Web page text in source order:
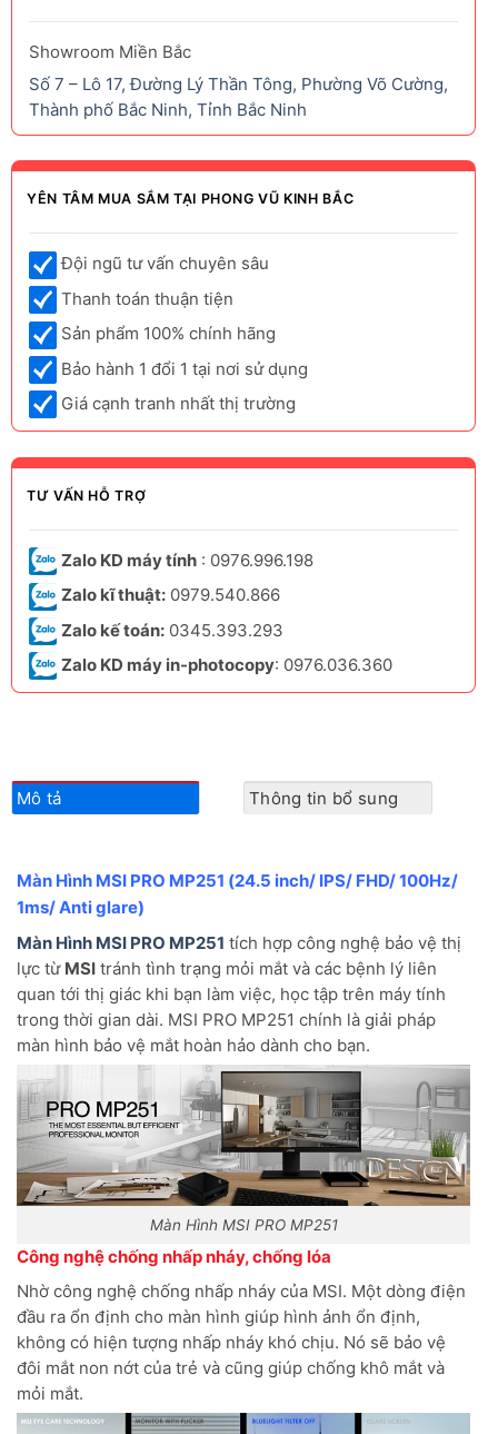
Showroom Miền Bắc
Số 7 – Lô 17, Đường Lý Thần Tông, Phường Võ Cường,
Thành phố Bắc Ninh, Tỉnh Bắc Ninh
YÊN TÂM MUA SẮM TẠI PHONG VŨ KINH BẮC
Đội ngũ tư vấn chuyên sâu
Thanh toán thuận tiện
Sản phẩm 100% chính hãng
Bảo hành 1 đổi 1 tại nơi sử dụng
Giá cạnh tranh nhất thị trường
TƯ VẤN HỖ TRỢ
Zalo KD máy tính : 0976.996.198
Zalo kĩ thuật: 0979.540.866
Zalo kế toán: 0345.393.293
Zalo KD máy in-photocopy: 0976.036.360
Mô tả Thông tin bổ sung
Màn Hình MSI PRO MP251 (24.5 inch/ IPS/ FHD/ 100Hz/
1ms/ Anti glare)
Màn Hình MSI PRO MP251 tích hợp công nghệ bảo vệ thị
lực từ MSI tránh tình trạng mỏi mắt và các bệnh lý liên
quan tới thị giác khi bạn làm việc, học tập trên máy tính
trong thời gian dài. MSI PRO MP251 chính là giải pháp
màn hình bảo vệ mắt hoàn hảo dành cho bạn.
Màn Hình MSI PRO MP251
Công nghệ chống nhấp nháy, chống lóa
Nhờ công nghệ chống nhấp nháy của MSI. Một dòng điện
đầu ra ổn định cho màn hình giúp hình ảnh ổn định,
không có hiện tượng nhấp nháy khó chịu. Nó sẽ bảo vệ
đôi mắt non nớt của trẻ và cũng giúp chống khô mắt và
mỏi mắt.